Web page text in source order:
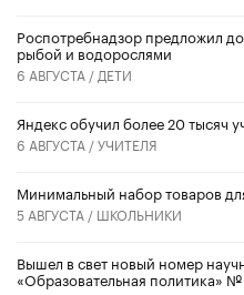
Роспотребнадзор предложил
рыбой и водорослями
6 АВГУСТА / ДЕТИ
​Яндекс обучил более 20 тысяч
6 АВГУСТА /УЧИТЕЛЯ
Минимальный набор товаров
5 АВГУСТА / ШКОЛЬНИКИ
Вышел в свет новый номер
«Образовательная политика»